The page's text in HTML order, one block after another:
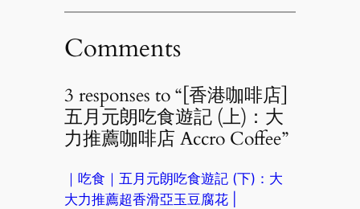
Comments
3 responses to “[香港咖啡店]
五月元朗吃食遊記 (上)：大
力推薦咖啡店 Accro Coffee”
｜吃食｜五月元朗吃食遊記 (下)：大
大力推薦超香滑亞玉豆腐花 |